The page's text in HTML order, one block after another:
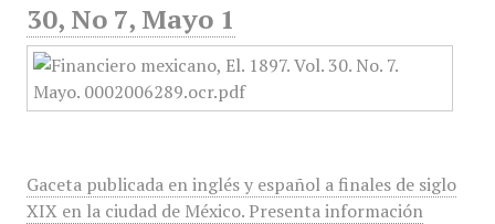
30, No 7, Mayo 1
Gaceta publicada en inglés y español a finales de siglo
XIX en la ciudad de México. Presenta información